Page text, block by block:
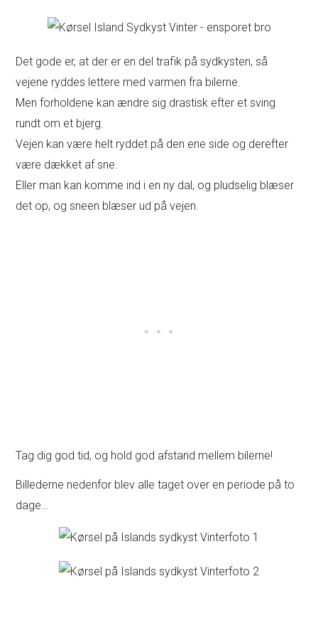
Det gode er, at der er en del trafik på sydkysten, så
vejene ryddes lettere med varmen fra bilerne.
Men forholdene kan ændre sig drastisk efter et sving
rundt om et bjerg.
Vejen kan være helt ryddet på den ene side og derefter
være dækket af sne.
Eller man kan komme ind i en ny dal, og pludselig blæser
det op, og sneen blæser ud på vejen.
Tag dig god tid, og hold god afstand mellem bilerne!
Billederne nedenfor blev alle taget over en periode på to
dage…